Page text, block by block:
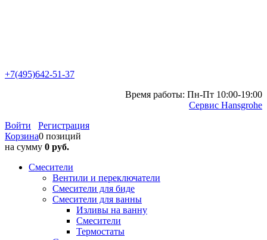
+7(495)642-51-37
Время работы: Пн-Пт 10:00-19:00
Сервис Hansgrohe
Войти
Регистрация
Корзина0 позиций
на сумму 0 руб.
Смесители
Вентили и переключатели
Смесители для биде
Смесители для ванны
Изливы на ванну
Смесители
Термостаты